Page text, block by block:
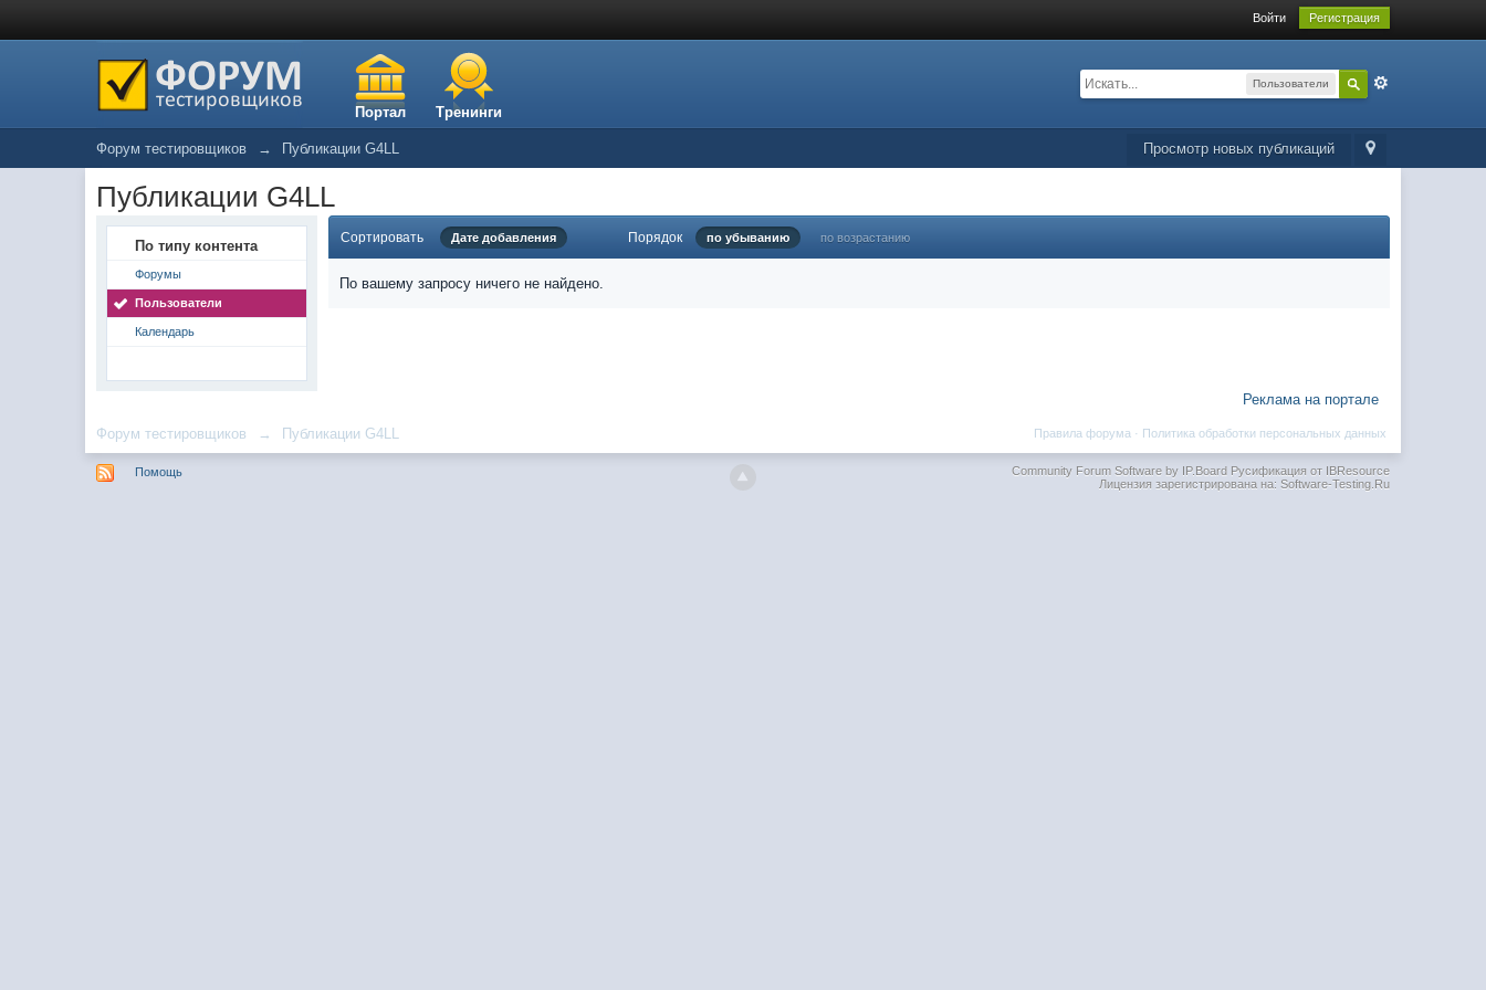
Войти Регистрация
Портал Тренинги
Пользователи
Просмотр новых публикаций
Форум тестировщиков → Публикации G4LL
Публикации G4LL
По типу контента
Форумы
Пользователи
Календарь
Сортировать Дате добавления Порядок по убыванию по возрастанию
По вашему запросу ничего не найдено.
Реклама на портале
Форум тестировщиков → Публикации G4LL Политика обработки персональных данных
Правила форума ·
Помощь Community Forum Software by IP.BoardРусификация от IBResource
Лицензия зарегистрирована на: Software-Testing.Ru